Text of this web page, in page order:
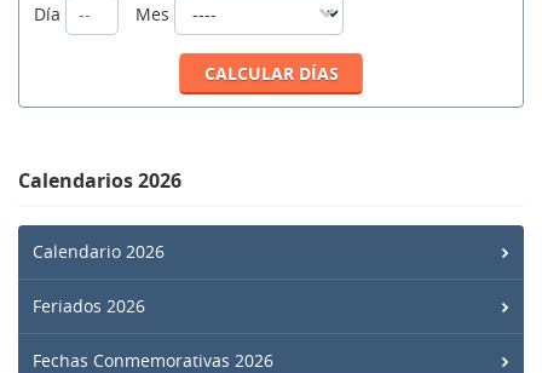
Día
Mes
Calendarios 2026
Calendario 2026
Feriados 2026
Fechas Conmemorativas 2026